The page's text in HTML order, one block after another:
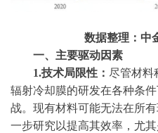
数据整理：中
一、 主要驱动因素
1.技术局限性： 尽管材料
辐射冷却膜的研发在各种条
战。现有材料可能无法在所
一步研究以提高其效率，尤